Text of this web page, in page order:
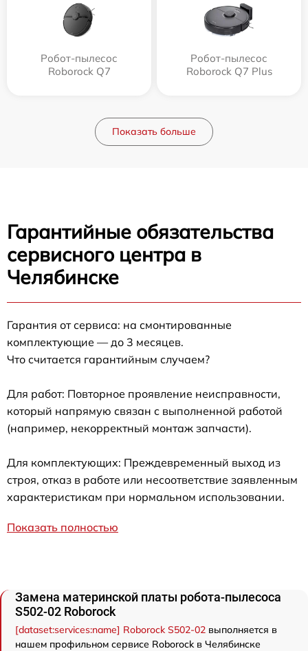
Робот-пылесос
Roborock Q7
Робот-пылесос
Roborock Q7 Plus
Показать больше
Гарантийные обязательства
сервисного центра в
Челябинске
Гарантия от сервиса: на смонтированные
комплектующие — до 3 месяцев.
Что считается гарантийным случаем?
Для работ: Повторное проявление неисправности,
который напрямую связан с выполненной работой
(например, некорректный монтаж запчасти).
Для комплектующих: Преждевременный выход из
строя, отказ в работе или несоответствие заявленным
характеристикам при нормальном использовании.
Показать полностью
Замена материнской платы робота-пылесоса
S502-02 Roborock
[dataset:services:name] Roborock S502-02 выполняется в
нашем профильном сервисе Roborock в Челябинске